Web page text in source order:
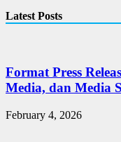
Latest Posts
Format Press
Media, dan Media
February 4, 2026